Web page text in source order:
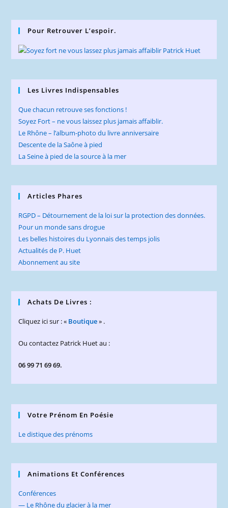
Pour Retrouver L’espoir.
Les Livres Indispensables
Que chacun retrouve ses fonctions !
Soyez Fort – ne vous laissez plus jamais affaiblir.
Le Rhône – l’album-photo du livre anniversaire
Descente de la Saône à pied
La Seine à pied de la source à la mer
Articles Phares
RGPD – Détournement de la loi sur la protection des données.
Pour un monde sans drogue
Les belles histoires du Lyonnais des temps jolis
Actualités de P. Huet
Abonnement au site
Achats De Livres :
Cliquez ici sur : « Boutique» .
Ou contactez Patrick Huet au :
06 99 71 69 69.
Votre Prénom En Poésie
Le distique des prénoms
Animations Et Conférences
Conférences
— Le Rhône du glacier à la mer